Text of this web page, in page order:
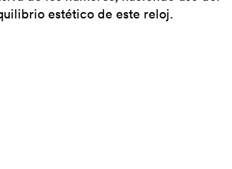
estético de este reloj.